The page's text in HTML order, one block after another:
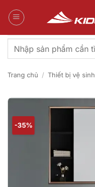
qua
Tìm
kiếm:
Trang chủ / Thiết bị vệ sinh
-35%